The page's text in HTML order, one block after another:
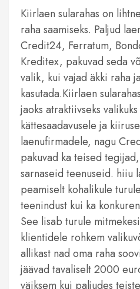
Kiirlaen sularahas on
raha saamiseks. Paljud
Credit24, Ferratum,
Kreditex, pakuvad seda
valik, kui vajad äkki raha
kasutada.Kiirlaen
jaoks atraktiivseks
kättesaadavusele ja
laenufirmadele, nagu
pakuvad ka teised
sarnaseid teenuseid. hiiu
peamiselt kohalikule
teenindust kui ka
See lisab turule
klientidele rohkem
allikast nad oma raha
jäävad tavaliselt 2000
väiksem kui paljudes